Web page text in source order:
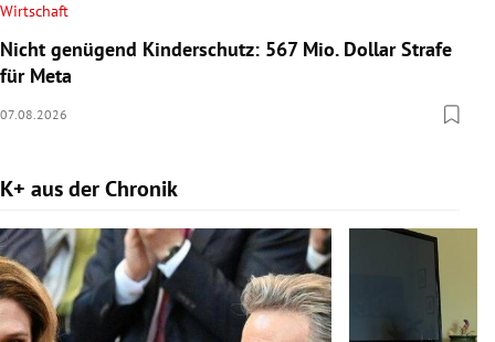
Wirtschaft
Nicht genügend Kinderschutz: 567 Mio. Dollar Strafe
für Meta
07.08.2026
K+ aus der Chronik
Slide 1 von 9